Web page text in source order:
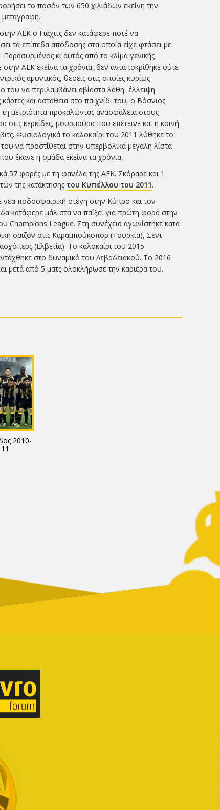
το ποσόν των 650 χιλιάδων εκείνη την
ΑΕΚ ο Γιάχιτς δεν κατάφερε ποτέ να
τα επίπεδα απόδοσης στα οποία είχε φτάσει με
κι αυτός από το κλίμα γενικής
στην ΑΕΚ εκείνα τα χρόνια, δεν ανταποκρίθηκε ούτε
αμυντικός, θέσεις στις οποίες κυρίως
του να περιλαμβάνει αβίαστα λάθη, έλλειψη
και αστάθεια στο παιχνίδι του, ο Βόσνιος
μετριότητα προκαλώντας ανασφάλεια στους
στις κερκίδες, μουρμούρα που επέτεινε και η κοινή
Φυσιολογικά το καλοκαίρι του 2011 λύθηκε το
να προστίθεται στην υπερβολικά μεγάλη λίστα
έκανε η ομάδα εκείνα τα χρόνια.
57 φορές με τη φανέλα της ΑΕΚ. Σκόραρε και 1
της κατάκτησης του Κυπέλλου του 2011.
νέα ποδοσφαιρική στέγη στην Κύπρο και τον
κατάφερε μάλιστα να παίξει για πρώτη φορά στην
Champions League. Στη συνέχεια αγωνίστηκε κατά
σαιζόν στις Καραμπούκσπορ (Τουρκία), Σεντ-
(Ελβετία). Το καλοκαίρι του 2015
στο δυναμικό του Λεβαδειακού. Το 2016
μετά από 5 ματς ολοκλήρωσε την καριέρα του.
2010-
11